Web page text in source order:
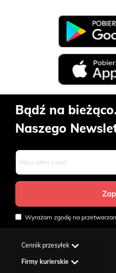
Bądź na
Naszego
Wyrażam zgodę na
Cennik przesyłek
Firmy kurierskie